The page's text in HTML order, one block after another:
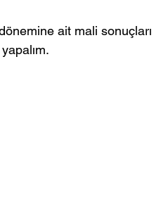
ait mali sonuçları